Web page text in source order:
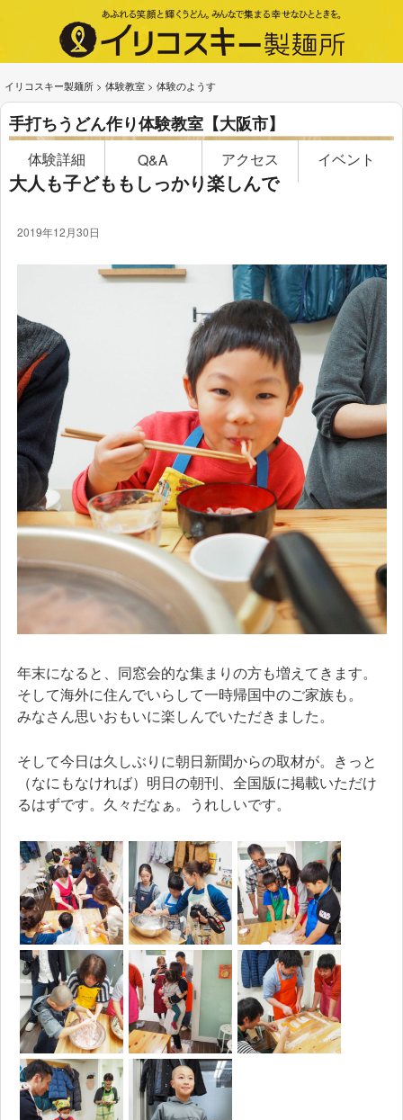
イリコスキー製麺所 > 体験教室 > 体験のようす
手打ちうどん作り体験教室【大阪市】
体験詳細 Q&A アクセス イベント
大人も子どももしっかり楽しんで
2019年12月30日
年末になると、同窓会的な集まりの方も増えてきます。
そして海外に住んでいらして一時帰国中のご家族も。
みなさん思いおもいに楽しんでいただきました。
そして今日は久しぶりに朝日新聞からの取材が。きっと
（なにもなければ）明日の朝刊、全国版に掲載いただけ
るはずです。久々だなぁ。うれしいです。